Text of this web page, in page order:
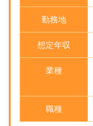
勤務地
想定年収
業種
職種